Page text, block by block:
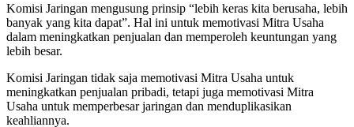
Komisi Jaringan mengusung prinsip “lebih keras kita berusaha, lebih
banyak yang kita dapat”. Hal ini untuk memotivasi Mitra Usaha
dalam meningkatkan penjualan dan memperoleh keuntungan yang
lebih besar.
Komisi Jaringan tidak saja memotivasi Mitra Usaha untuk
meningkatkan penjualan pribadi, tetapi juga memotivasi Mitra
Usaha untuk memperbesar jaringan dan menduplikasikan
keahliannya.